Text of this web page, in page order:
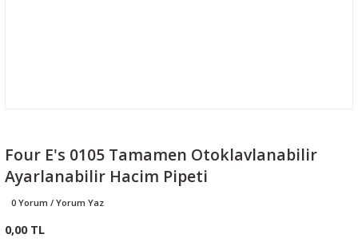
Four E's 0105 Tamamen Otoklavlanabilir
Ayarlanabilir Hacim Pipeti
0 Yorum / Yorum Yaz
0,00 TL